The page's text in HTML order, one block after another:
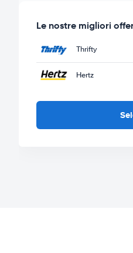
Le nostre migliori
Thrifty
Hertz